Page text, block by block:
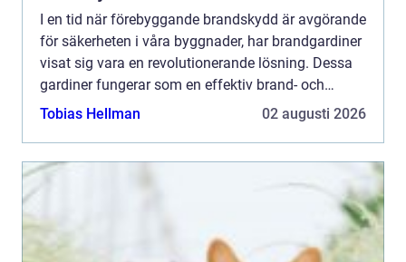
I en tid när förebyggande brandskydd är avgörande
för säkerheten i våra byggnader, har brandgardiner
visat sig vara en revolutionerande lösning. Dessa
gardiner fungerar som en effektiv brand- och
rökstopp...
Tobias Hellman 02 augusti 2026